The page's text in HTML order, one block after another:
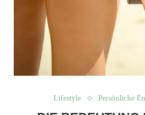
Lifestyle Persönliche